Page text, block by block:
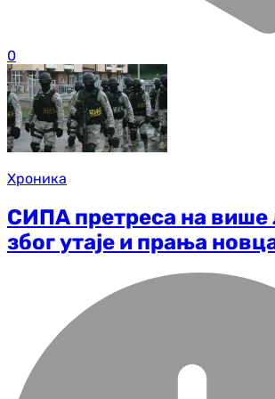
0
Хроника
СИПА претреса на више
због утаје и прања